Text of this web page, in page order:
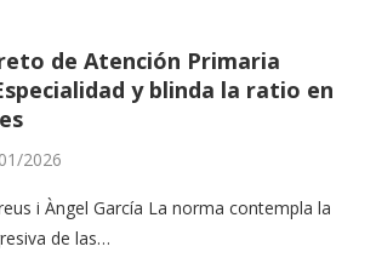
de Atención Primaria
y blinda la ratio en
2026
i Àngel García La norma contempla la
de las…